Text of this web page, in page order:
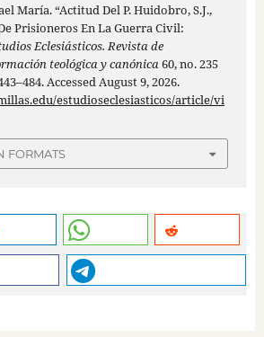
María. “Actitud Del P. Huidobro, S.J.,
Prisioneros En La Guerra Civil:
Eclesiásticos. Revista de
teológica y canónica60, no. 235
Accessed August 9, 2026.
estudioseclesiasticos/article/vi
FORMATS